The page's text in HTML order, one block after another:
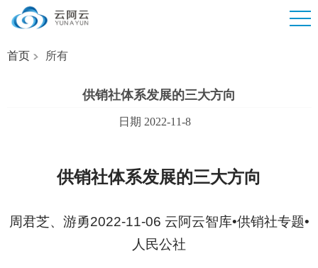
首页 所有
供销社体系发展的三大方向
日期 2022-11-8
供销社体系发展的三大方向
周君芝、游勇2022-11-06 云阿云智库•供销社专题•
人民公社